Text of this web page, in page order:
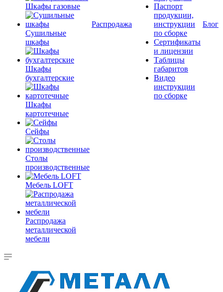
Шкафы газовые
Сушильные
шкафы
Шкафы
бухгалтерские
Шкафы
картотечные
Сейфы
Столы
производственные
Мебель LOFT
Распродажа
металлической
мебели
Распродажа
Паспорт
продукции,
инструкции
по сборке
Сертификаты
и лицензии
Таблицы
габаритов
Видео
инструкции
по сборке
Блог